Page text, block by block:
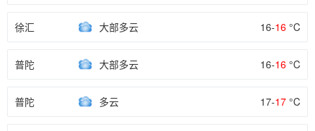
徐汇 大部多云 16-16 °C
普陀 大部多云 16-16 °C
普陀 多云 17-17 °C